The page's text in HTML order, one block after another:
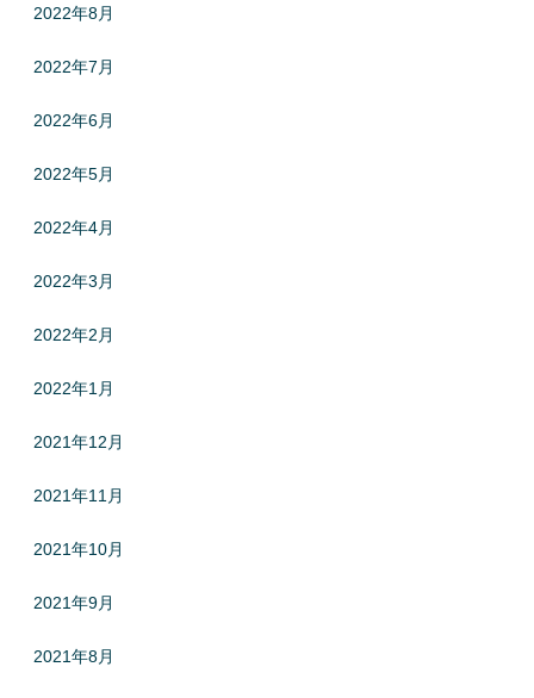
2022年8月
2022年7月
2022年6月
2022年5月
2022年4月
2022年3月
2022年2月
2022年1月
2021年12月
2021年11月
2021年10月
2021年9月
2021年8月